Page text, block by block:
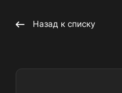
Назад к списку